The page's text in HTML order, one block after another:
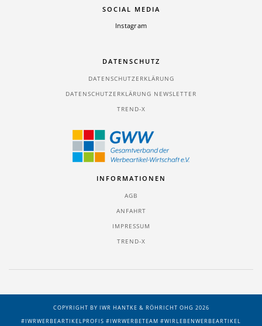
SOCIAL MEDIA
Instagram
DATENSCHUTZ
DATENSCHUTZERKLÄRUNG
DATENSCHUTZERKLÄRUNG NEWSLETTER
TREND-X
INFORMATIONEN
AGB
ANFAHRT
IMPRESSUM
TREND-X
COPYRIGHT BY IWR HANTKE & RÖHRICHT OHG 2026
#IWRWERBEARTIKELPROFIS #IWRWERBETEAM #WIRLEBENWERBEARTIKEL